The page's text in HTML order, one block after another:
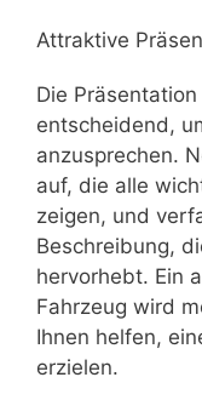
Attraktive
Die
entscheidend,
anzusprechen.
auf, die alle
zeigen, und
Beschreibung,
hervorhebt. Ein
Fahrzeug wird
Ihnen helfen,
erzielen.